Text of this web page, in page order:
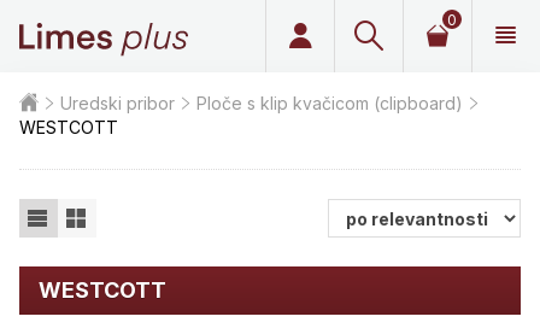
0
Uredski pribor
Ploče s klip kvačicom (clipboard)
WESTCOTT
WESTCOTT